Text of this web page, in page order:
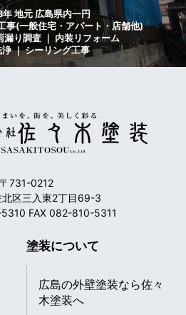
地元 広島県内一円
事(一般住宅・アパート・店舗他)
漏り調査 ｜ 内装リフォーム
浄 ｜ シーリング工事
〒731-0212
北区三入東2丁目69-3
FAX 082-810-5311
塗装について
広島の外壁塗装なら佐々
木塗装へ